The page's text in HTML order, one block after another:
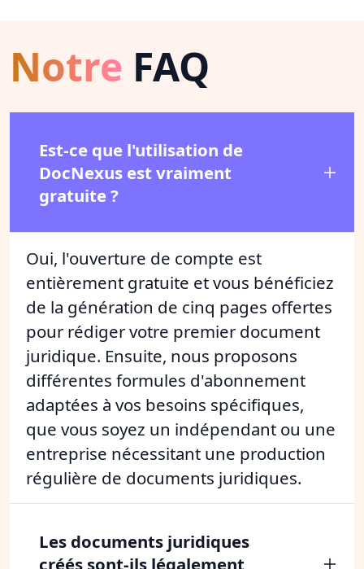
Notre FAQ
Est-ce que l'utilisation de
DocNexus est vraiment
gratuite ?
Oui, l'ouverture de compte est
entièrement gratuite et vous bénéficiez
de la génération de cinq pages offertes
pour rédiger votre premier document
juridique. Ensuite, nous proposons
différentes formules d'abonnement
adaptées à vos besoins spécifiques,
que vous soyez un indépendant ou une
entreprise nécessitant une production
régulière de documents juridiques.
Les documents juridiques
créés sont-ils légalement